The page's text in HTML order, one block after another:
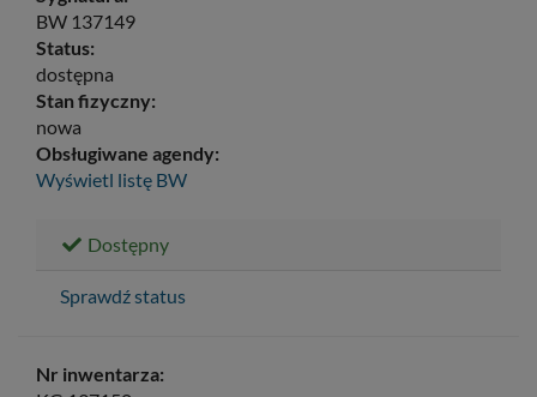
BW 137149
Status:
dostępna
Stan fizyczny:
nowa
Obsługiwane agendy:
Wyświetl listę BW
Dostępny
Sprawdź status
Nr inwentarza: